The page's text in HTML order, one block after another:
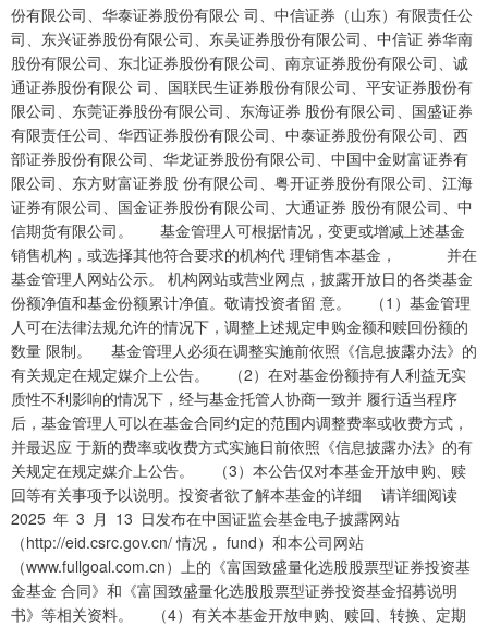
份有限公司、华泰证券股份有限公 司、中信证券（山东）有限责任公
司、东兴证券股份有限公司、东吴证券股份有限公司、中信证 券华南
股份有限公司、东北证券股份有限公司、南京证券股份有限公司、诚
通证券股份有限公 司、国联民生证券股份有限公司、平安证券股份有
限公司、东莞证券股份有限公司、东海证券 股份有限公司、国盛证券
有限责任公司、华西证券股份有限公司、中泰证券股份有限公司、西
部证券股份有限公司、华龙证券股份有限公司、中国中金财富证券有
限公司、东方财富证券股 份有限公司、粤开证券股份有限公司、江海
证券有限公司、国金证券股份有限公司、大通证券 股份有限公司、中
信期货有限公司。 基金管理人可根据情况，变更或增减上述基金
销售机构，或选择其他符合要求的机构代 理销售本基金， 并在
基金管理人网站公示。 机构网站或营业网点，披露开放日的各类基金
份额净值和基金份额累计净值。敬请投资者留 意。 （1）基金管理
人可在法律法规允许的情况下，调整上述规定申购金额和赎回份额的
数量 限制。 基金管理人必须在调整实施前依照《信息披露办法》的
有关规定在规定媒介上公告。 （2）在对基金份额持有人利益无实
质性不利影响的情况下，经与基金托管人协商一致并 履行适当程序
后，基金管理人可以在基金合同约定的范围内调整费率或收费方式，
并最迟应 于新的费率或收费方式实施日前依照《信息披露办法》的有
关规定在规定媒介上公告。 （3）本公告仅对本基金开放申购、赎
回等有关事项予以说明。投资者欲了解本基金的详细 请详细阅读
2025 年 3 月 13 日发布在中国证监会基金电子披露网站
（http://eid.csrc.gov.cn/ 情况， fund）和本公司网站
（www.fullgoal.com.cn）上的《富国致盛量化选股股票型证券投资基
金基金 合同》和《富国致盛量化选股股票型证券投资基金招募说明
书》等相关资料。 （4）有关本基金开放申购、赎回、转换、定期